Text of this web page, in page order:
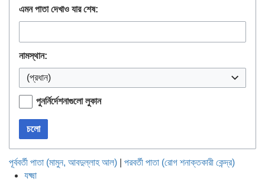
এমন পাতা দেখাও যার শেষ:
নামস্থান:
(প্রধান)
পুনর্নির্দেশনাগুলো লুকান
চলো
পূর্ববর্তী পাতা (মামুন, আবদুল্লাহ আল)
পরবর্তী পাতা (রোগ শনাক্তকারী কেন্দ্র)
যক্ষ্মা